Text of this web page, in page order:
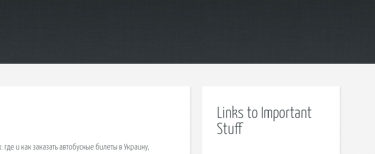
и как заказать автобусные билеты в Украину,
Links to Important
Stuff